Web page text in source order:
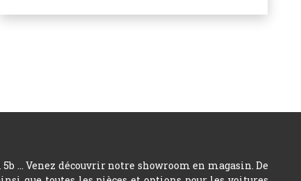
... Venez découvrir notre showroom en magasin. De